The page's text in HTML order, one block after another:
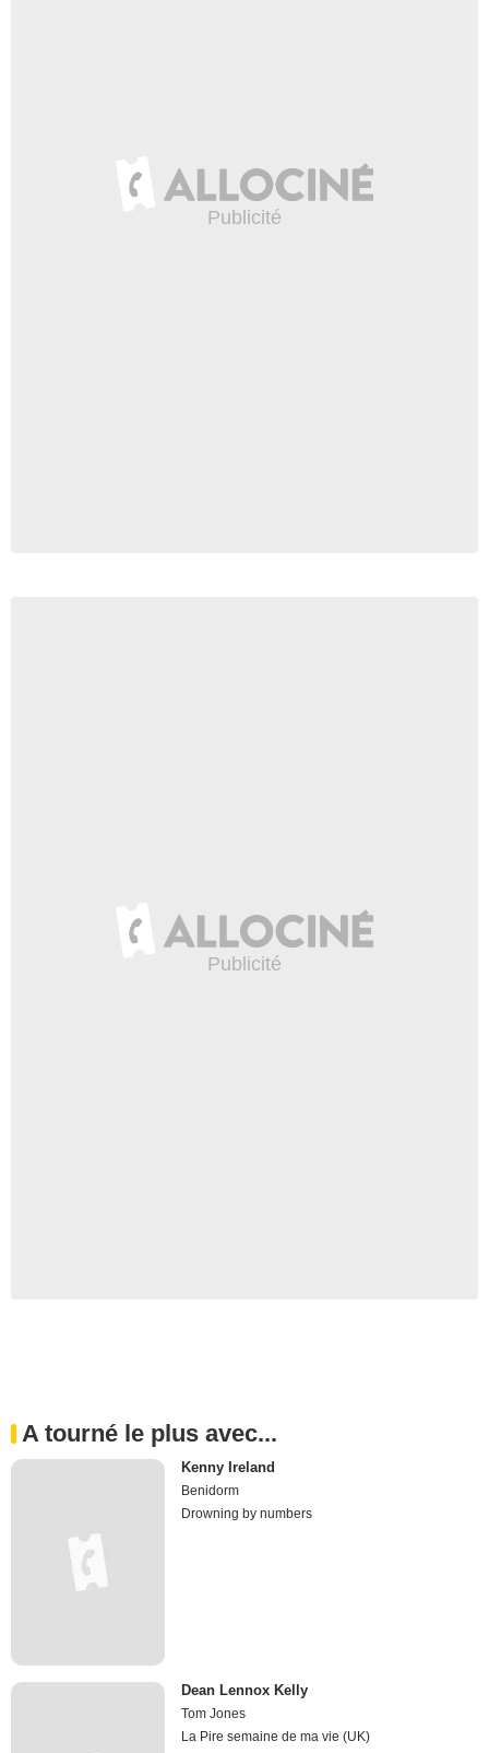
A tourné le plus avec...
Kenny Ireland
Benidorm
Drowning by numbers
Dean Lennox Kelly
Tom Jones
La Pire semaine de ma vie (UK)